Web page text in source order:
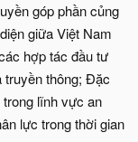
góp phần củng
giữa Việt Nam
hợp tác đầu tư
truyền thông; Đặc
lĩnh vực an
lực trong thời gian